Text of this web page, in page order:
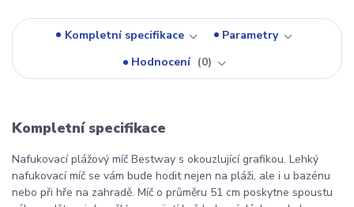
Kompletní specifikace
Parametry
Hodnocení
0
Kompletní specifikace
Nafukovací plážový míč Bestway s okouzlující grafikou. Lehký
nafukovací míč se vám bude hodit nejen na pláži, ale i u bazénu
nebo při hře na zahradě. Míč o průměru 51 cm poskytne spoustu